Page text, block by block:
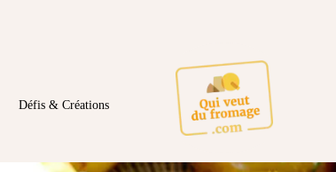
Défis & Créations